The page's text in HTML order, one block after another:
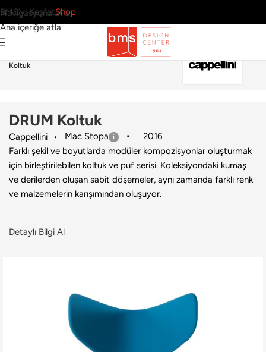
Navigasyona atla
Ana içeriğe atla
BMS’yi KeşfetShop
›Cappellini ›DRUM
Koltuk
DRUM Koltuk
Cappellini Mac Stopa
2016
Farklı şekil ve boyutlarda modüler kompozisyonlar oluşturmak
için birleştirilebilen koltuk ve puf serisi. Koleksiyondaki kumaş
ve derilerden oluşan sabit döşemeler, aynı zamanda farklı renk
ve malzemelerin karışımından oluşuyor.
Detaylı Bilgi Al